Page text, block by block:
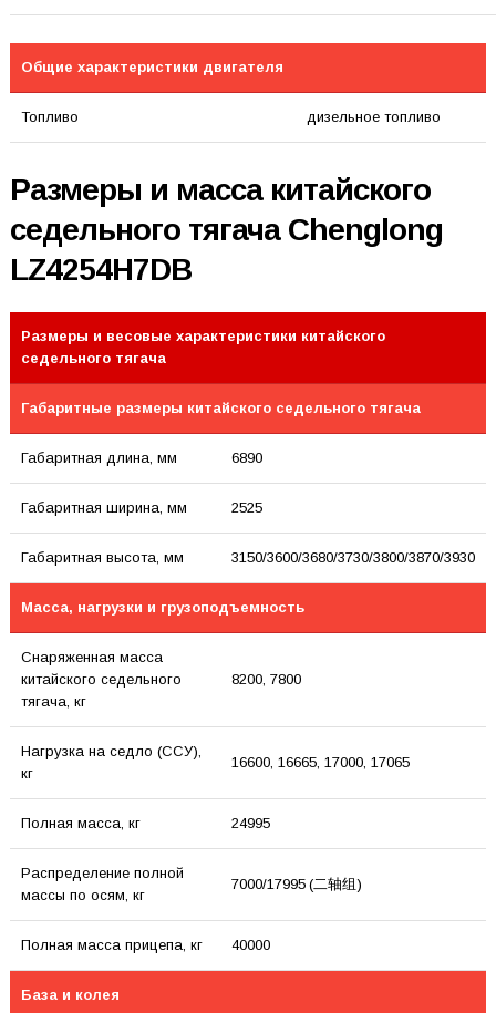
Общие характеристики двигателя
Топливо дизельное топливо
Размеры и масса китайского
седельного тягача Chenglong
LZ4254H7DB
Размеры и весовые характеристики китайского
седельного тягача
Габаритные размеры китайского седельного тягача
Габаритная длина, мм 6890
Габаритная ширина, мм 2525
Габаритная высота, мм 3150/3600/3680/3730/3800/3870/3930
Масса, нагрузки и грузоподъемность
Снаряженная масса
китайского седельного
тягача, кг
8200, 7800
Нагрузка на седло (ССУ),
кг
16600, 16665, 17000, 17065
Полная масса, кг 24995
Распределение полной
массы по осям, кг
7000/17995 (二轴组)
Полная масса прицепа, кг 40000
База и колея